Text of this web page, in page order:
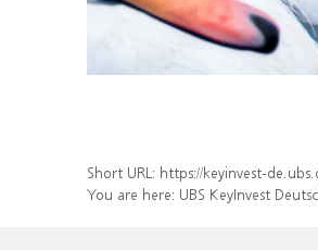
Short URL: https://keyinvest-
You are here: UBS KeyInvest